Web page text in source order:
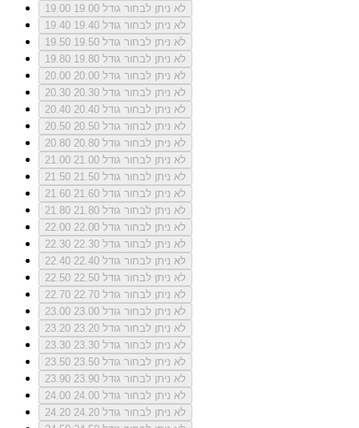
19.00
לא ניתן לבחור גודל 19.00
19.40
לא ניתן לבחור גודל 19.40
19.50
לא ניתן לבחור גודל 19.50
19.80
לא ניתן לבחור גודל 19.80
20.00
לא ניתן לבחור גודל 20.00
20.30
לא ניתן לבחור גודל 20.30
20.40
לא ניתן לבחור גודל 20.40
20.50
לא ניתן לבחור גודל 20.50
20.80
לא ניתן לבחור גודל 20.80
21.00
לא ניתן לבחור גודל 21.00
21.50
לא ניתן לבחור גודל 21.50
21.60
לא ניתן לבחור גודל 21.60
21.80
לא ניתן לבחור גודל 21.80
22.00
לא ניתן לבחור גודל 22.00
22.30
לא ניתן לבחור גודל 22.30
22.40
לא ניתן לבחור גודל 22.40
22.50
לא ניתן לבחור גודל 22.50
22.70
לא ניתן לבחור גודל 22.70
23.00
לא ניתן לבחור גודל 23.00
23.20
לא ניתן לבחור גודל 23.20
23.30
לא ניתן לבחור גודל 23.30
23.50
לא ניתן לבחור גודל 23.50
23.90
לא ניתן לבחור גודל 23.90
24.00
לא ניתן לבחור גודל 24.00
24.20
לא ניתן לבחור גודל 24.20